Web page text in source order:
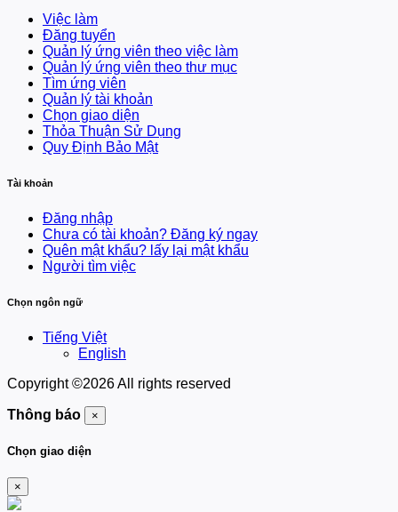
Việc làm
Đăng tuyển
Quản lý ứng viên theo việc làm
Quản lý ứng viên theo thư mục
Tìm ứng viên
Quản lý tài khoản
Chọn giao diện
Thỏa Thuận Sử Dụng
Quy Định Bảo Mật
Tài khoản
Đăng nhập
Chưa có tài khoản? Đăng ký ngay
Quên mật khẩu? lấy lại mật khẩu
Người tìm việc
Chọn ngôn ngữ
Tiếng Việt
English
Copyright ©2026 All rights reserved
Thông báo ×
Chọn giao diện
×